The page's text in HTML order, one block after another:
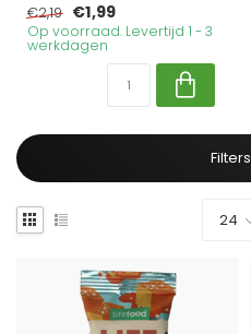
€2,19 €1,99
Op voorraad. Levertijd 1 - 3
werkdagen
Filters